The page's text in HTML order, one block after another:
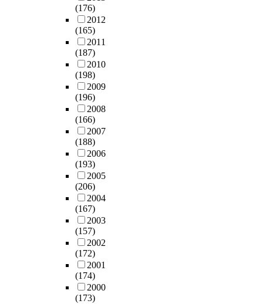
(176)
2012
(165)
2011
(187)
2010
(198)
2009
(196)
2008
(166)
2007
(188)
2006
(193)
2005
(206)
2004
(167)
2003
(157)
2002
(172)
2001
(174)
2000
(173)